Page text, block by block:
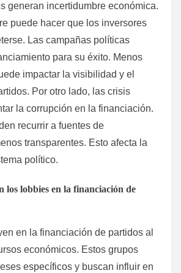
generan incertidumbre económica.
puede hacer que los inversores
Las campañas políticas
para su éxito. Menos
impactar la visibilidad y el
Por otro lado, las crisis
la corrupción en la financiación.
recurrir a fuentes de
transparentes. Esto afecta la
político.
los lobbies en la financiación de
en la financiación de partidos al
económicos. Estos grupos
específicos y buscan influir en